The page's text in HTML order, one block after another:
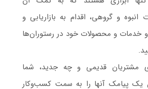
و گروهی، اقدام به بازاریابی و
خدمات و محصولات خود در رستوران‌ها
مشتریان قدیمی و چه جدید، شما
یک پیامک آنها را به سمت کسب‌و‌کار